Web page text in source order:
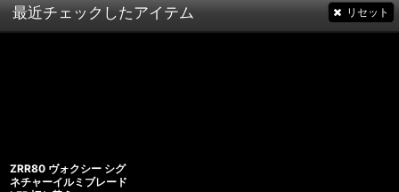
最近チェックしたアイテム リセット
ZRR80 ヴォクシー シグ
ネチャーイルミブレード